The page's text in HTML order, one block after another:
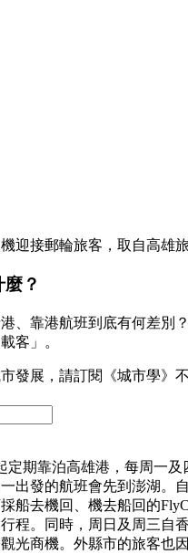
迎接郵輪旅客，取自高雄
？
、靠港航班到底有何差別
客」。
發展，請訂閱《城市學》
定期靠泊高雄港，每周一及
出發的航班會先到澎湖。
船去機回、機去船回的
程。同時，周日及周三自
光商機。外縣市的旅客也